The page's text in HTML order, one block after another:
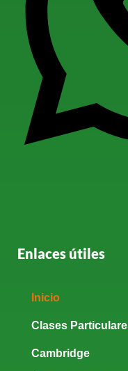
Enlaces útiles
Inicio
Clases
Cambridge